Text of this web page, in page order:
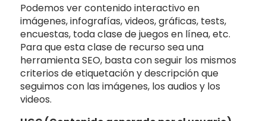
Podemos ver contenido interactivo en
imágenes, infografías, videos, gráficas, tests,
encuestas, toda clase de juegos en línea, etc.
Para que esta clase de recurso sea una
herramienta SEO, basta con seguir los mismos
criterios de etiquetación y descripción que
seguimos con las imágenes, los audios y los
videos.